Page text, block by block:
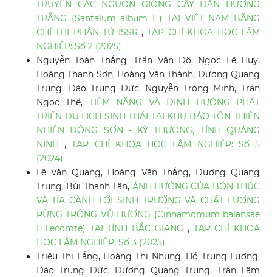
TRUYỀN CÁC NGUỒN GIỐNG CÂY ĐÀN HƯƠNG
TRẮNG (Santalum album L.) TẠI VIỆT NAM BẰNG
CHỈ THỊ PHÂN TỬ ISSR ,TẠP CHÍ KHOA HỌC LÂM
NGHIỆP: Số 2 (2025)
Nguyễn Toàn Thắng, Trần Văn Đô, Ngọc Lê Huy,
Hoàng Thanh Sơn, Hoàng Văn Thành, Dương Quang
Trung, Đào Trung Đức, Nguyễn Trọng Minh, Trần
Ngọc Thể, TIỀM NĂNG VÀ ĐỊNH HƯỚNG PHÁT
TRIỂN DU LỊCH SINH THÁI TẠI KHU BẢO TỒN THIÊN
NHIÊN ĐỒNG SƠN - KỲ THƯỢNG, TỈNH QUẢNG
NINH,TẠP CHÍ KHOA HỌC LÂM NGHIỆP: Số 5
(2024)
Lê Văn Quang, Hoàng Văn Thắng, Dương Quang
Trung, Bùi Thanh Tân, ẢNH HƯỞNG CỦA BÓN THÚC
VÀ TỈA CÀNH TỚI SINH TRƯỞNG VÀ CHẤT LƯỢNG
RỪNG TRỒNG VÙ HƯƠNG (Cinnamomum balansae
H.Lecomte) TẠI TỈNH BẮC GIANG , TẠP CHÍ KHOA
HỌC LÂM NGHIỆP: Số 3 (2025)
Triệu Thị Lắng, Hoàng Thị Nhung, Hồ Trung Lương,
Đào Trung Đức, Dương Quang Trung, Trần Lâm